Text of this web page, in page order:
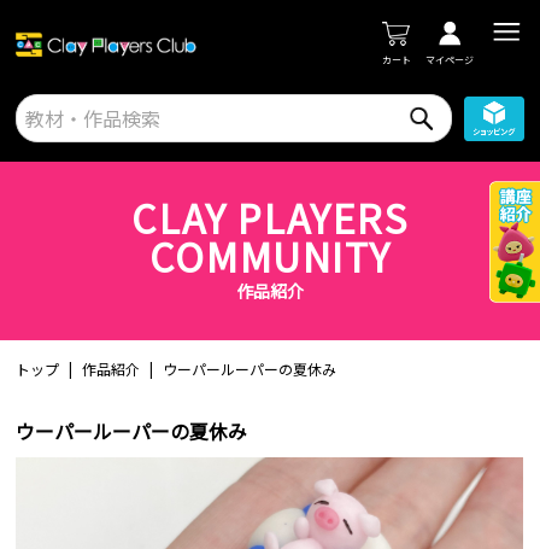
カート マイページ
CLAY PLAYERS
COMMUNITY
作品紹介
トップ 作品紹介 ウーパールーパーの夏休み
ウーパールーパーの夏休み